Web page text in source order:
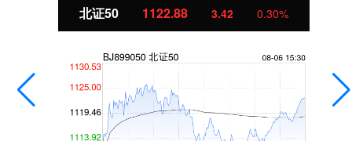
创业板指 3515.56 -19.58